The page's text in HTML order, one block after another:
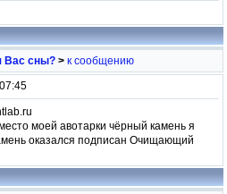
Вас сны? > к сообщению
моей авотарки чёрный камень я
оказался подписан Очищающий